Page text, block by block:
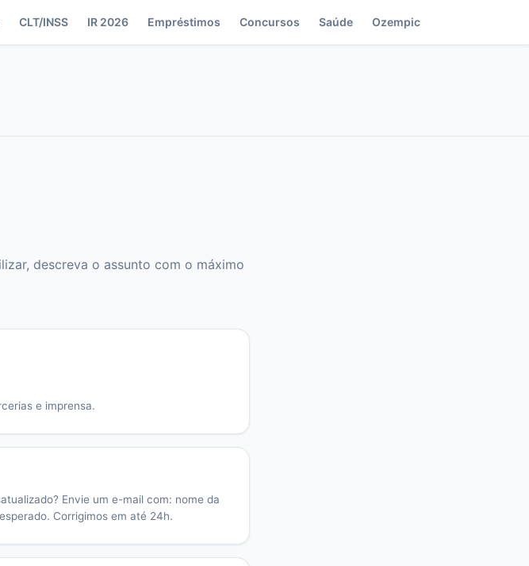
CLT/INSS IR 2026 Empréstimos Concursos Saúde Ozempic
descreva o assunto com o máximo
e imprensa.
Envie um e-mail com: nome da
Corrigimos em até 24h.